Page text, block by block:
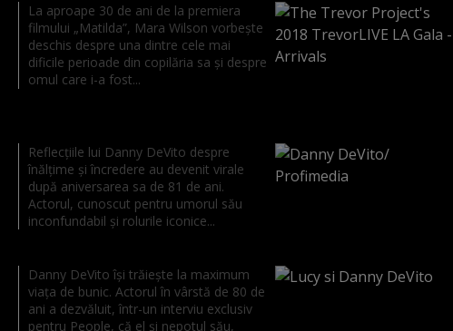
La aproape 30 de ani de la premiera
filmului „Matilda”, Mara Wilson vorbește
deschis despre una dintre cele mai
dificile perioade din copilăria sa și despre
omul care i-a fost...
Reflecțiile lui Danny DeVito despre
înălțime și încredere au devenit virale
după aniversarea sa de 81 de ani.
Actorul, cunoscut pentru umorul său
inconfundabil și rolurile iconice...
Danny DeVito își trăiește la maximum
viața de bunic. Actorul în vârstă de 80 de
ani a dezvăluit, într-un interviu exclusiv
pentru People, că el și nepotul său,